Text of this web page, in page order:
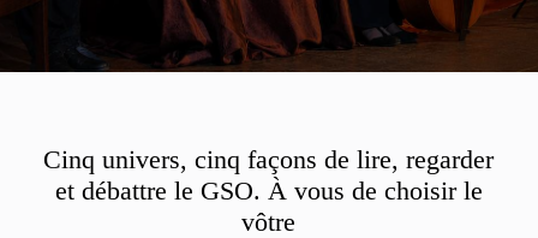
Cinq univers, cinq façons de lire, regarder
et débattre le GSO. À vous de choisir le
vôtre